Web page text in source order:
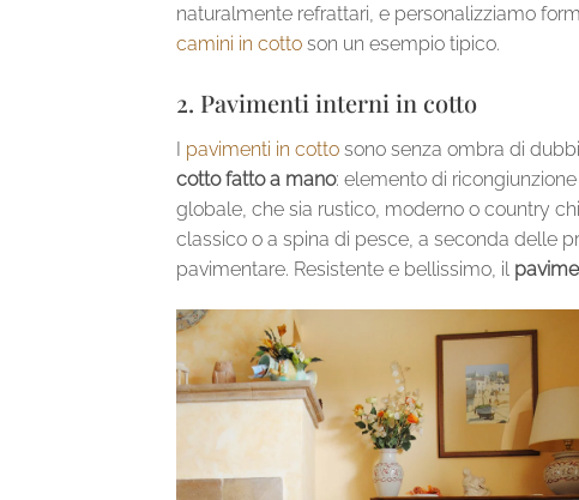
naturalmente refrattari, e personalizziamo
camini in cotto son un esempio tipico.
2. Pavimenti interni in cotto
I pavimenti in cotto sono senza ombra di
cotto fatto a mano: elemento di
globale, che sia rustico, moderno o country
classico o a spina di pesce, a seconda delle
pavimentare. Resistente e bellissimo, il